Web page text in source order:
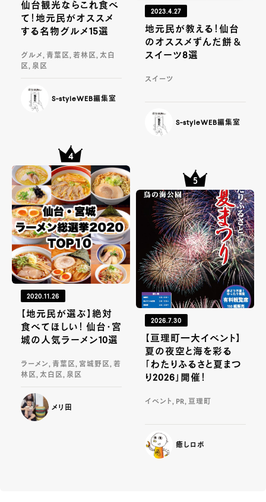
仙台観光ならこれ食べ
て！地元民がオススメ
する名物グルメ15選
グルメ, 青葉区, 若林区, 太白
区, 泉区
S-styleWEB編集室
2023.4.27
地元民が教える！仙台
のオススメずんだ餅＆
スイーツ8選
スイーツ
S-styleWEB編集室
2020.11.26
【地元民が選ぶ】絶対
食べてほしい！ 仙台・宮
城の人気ラーメン10選
ラーメン, 青葉区, 宮城野区, 若
林区, 太白区, 泉区
メリ田
2026.7.30
【亘理町一大イベント】
夏の夜空と海を彩る
「わたりふるさと夏まつ
り2026」開催！
イベント, PR, 亘理町
癒しロボ